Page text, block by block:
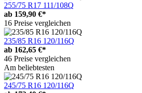
255/75 R17 111/108Q
ab 159,90 €*
16 Preise vergleichen
235/85 R16 120/116Q
ab 162,65 €*
46 Preise vergleichen
Am beliebtesten
245/75 R16 120/116Q